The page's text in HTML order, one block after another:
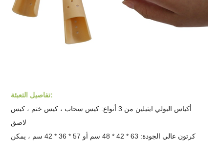
تفاصيل التعبئة:
أكياس البولي ايثيلين من 3 أنواع: كيس سحاب ، كيس ختم ، كيس
لاصق
كرتون عالي الجودة: 63 * 42 * 48 سم أو 57 * 36 * 42 سم ، يمكن